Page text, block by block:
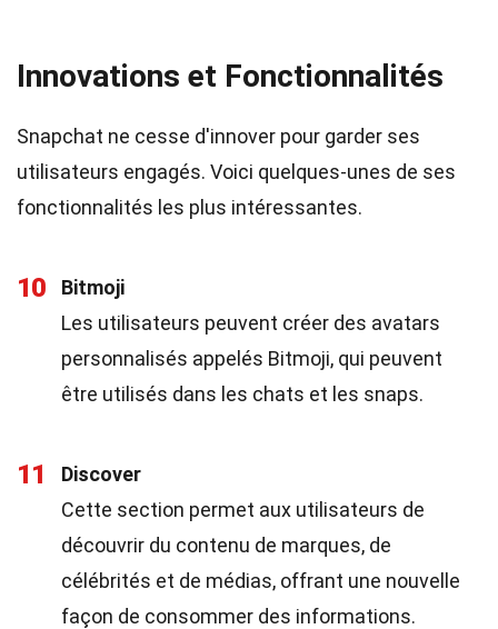
Innovations et Fonctionnalités
Snapchat ne cesse d'innover pour garder ses
utilisateurs engagés. Voici quelques-unes de ses
fonctionnalités les plus intéressantes.
10
Bitmoji
Les utilisateurs peuvent créer des avatars
personnalisés appelés Bitmoji, qui peuvent
être utilisés dans les chats et les snaps.
11
Discover
Cette section permet aux utilisateurs de
découvrir du contenu de marques, de
célébrités et de médias, offrant une nouvelle
façon de consommer des informations.